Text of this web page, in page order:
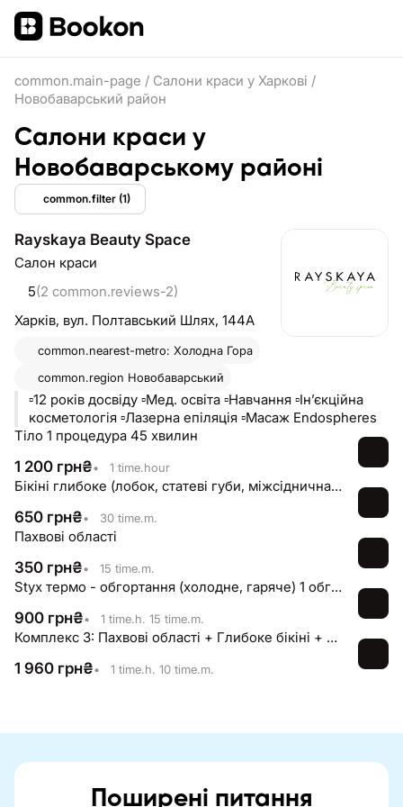
common.main-page / Салони краси у Харкові /
Новобаварський район
Салони краси у
Новобаварському районі
common.filter (1)
Rayskaya Beauty Space
Салон краси
5(2 common.reviews-2)
Харків, вул. Полтавський Шлях, 144А
common.nearest-metro: Холодна Гора
common.region Новобаварський
▫️12 років досвіду ▫️Мед. освіта ▫️Навчання ▫️Інʼєкційна
косметологія ▫️Лазерна епіляція ▫️Масаж Endospheres
Тіло 1 процедура 45 хвилин
1 200 грн₴• 1 time.hour
Бікіні глибоке (лобок, статеві губи, міжсіднична складка, лінія білизни)
650 грн₴• 30 time.m.
Пахвові області
350 грн₴• 15 time.m.
Styx термо - обгортання (холодне, гаряче) 1 обгортання
900 грн₴• 1 time.h. 15 time.m.
Комплекс 3: Пахвові області + Глибоке бікіні + Ноги повністю
1 960 грн₴• 1 time.h. 10 time.m.
Поширені питання